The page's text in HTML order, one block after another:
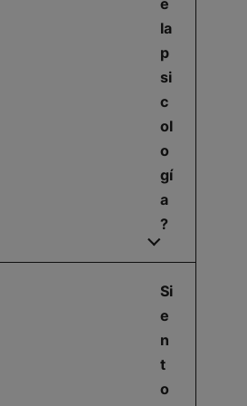
e
la
p
si
c
ol
o
gí
a
?
Si
e
n
t
o